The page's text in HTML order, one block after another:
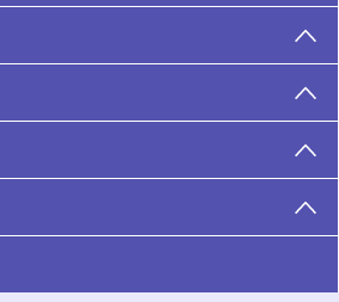
12 centros técnicos que oferecem
de cursos e encontros.
veias como nossos valores
E que o branco e o azul anil,
Cosméticos, possam continuar
e harmonia para todos vocês!”